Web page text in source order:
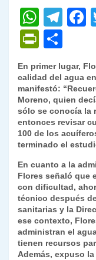
W
h
at
s
A
p
p
T
gr
a
m
e
k
P
ri
nt
Fr
ie
n
dl
y
m
p
ar
tir
En primer lugar,
calidad del agua
manifestó:
Moreno, quien
sólo se conocía la
entonces revisar
100 de los
terminado el
En cuanto a la
Flores señaló que
con dificultad,
técnico después
sanitarias y la
ese contexto,
administran el
tienen recursos
Además, expuso